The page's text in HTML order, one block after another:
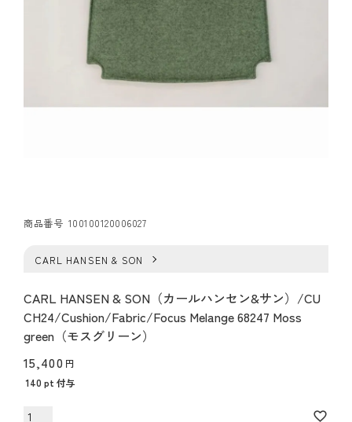
商品番号 100100120006027
CARL HANSEN & SON
CARL HANSEN & SON（カールハンセン&サン）/CU
CH24/Cushion/Fabric/Focus Melange 68247 Moss
green（モスグリーン）
15,400
140 pt 付与